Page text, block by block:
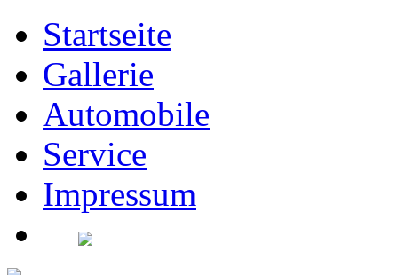
Startseite
Gallerie
Automobile
Service
Impressum